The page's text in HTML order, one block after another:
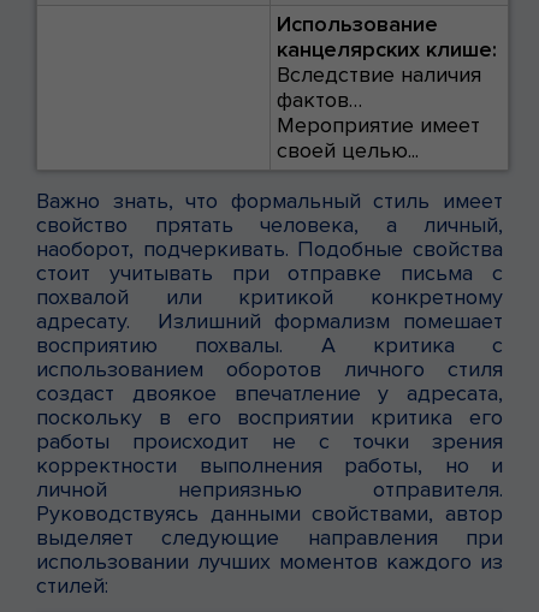
Использование
канцелярских клише:
Вследствие наличия
фактов…
Мероприятие имеет
своей целью...
Важно знать, что формальный стиль имеет
свойство прятать человека, а личный,
наоборот, подчеркивать. Подобные свойства
стоит учитывать при отправке письма с
похвалой или критикой конкретному
адресату. Излишний формализм помешает
восприятию похвалы. А критика с
использованием оборотов личного стиля
создаст двоякое впечатление у адресата,
поскольку в его восприятии критика его
работы происходит не с точки зрения
корректности выполнения работы, но и
личной неприязнью отправителя.
Руководствуясь данными свойствами, автор
выделяет следующие направления при
использовании лучших моментов каждого из
стилей: